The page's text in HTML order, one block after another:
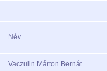
Név.
Vaczulin Márton Bernát